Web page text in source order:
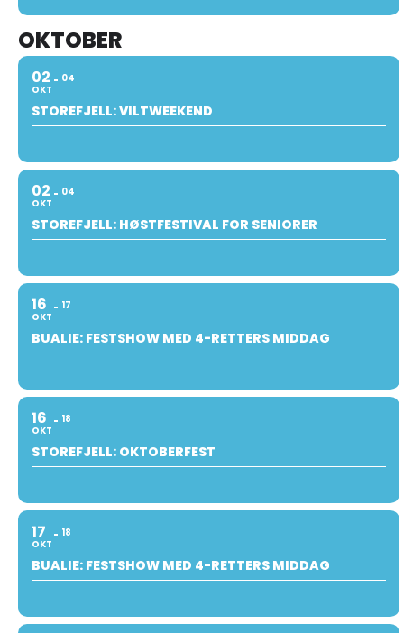
OKTOBER
02
OKT
04
STOREFJELL: VILTWEEKEND
02
OKT
04
STOREFJELL: HØSTFESTIVAL FOR SENIORER
16
OKT
17
BUALIE: FESTSHOW MED 4-RETTERS MIDDAG
16
OKT
18
STOREFJELL: OKTOBERFEST
17
OKT
18
BUALIE: FESTSHOW MED 4-RETTERS MIDDAG